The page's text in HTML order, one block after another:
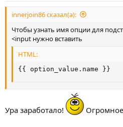
innerjoin86 сказал(а):
Чтобы узнать имя опции для
<input нужно вставить
HTML:
{{ option_value.name }}
Ура заработало!